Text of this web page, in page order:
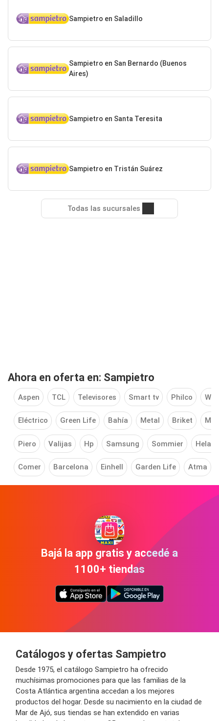
Sampietro en Saladillo
Sampietro en San Bernardo (Buenos
Aires)
Sampietro en Santa Teresita
Sampietro en Tristán Suárez
Todas las sucursales
Ahora en oferta en: Sampietro
Aspen TCL Televisores Smart tv Philco
Eléctrico Green Life Bahía Metal Briket
Piero Valijas Hp Samsung Sommier
Comer Barcelona Einhell Garden Life Atma
Bajá la app gratis y accedé a
1100+ tiendas
Catálogos y ofertas Sampietro
Desde 1975, el catálogo Sampietro ha ofrecido
muchísimas promociones para que las familias de la
Costa Atlántica argentina accedan a los mejores
productos del hogar. Desde su nacimiento en la ciudad de
Mar de Ajó, sus tiendas se han extendido en varias